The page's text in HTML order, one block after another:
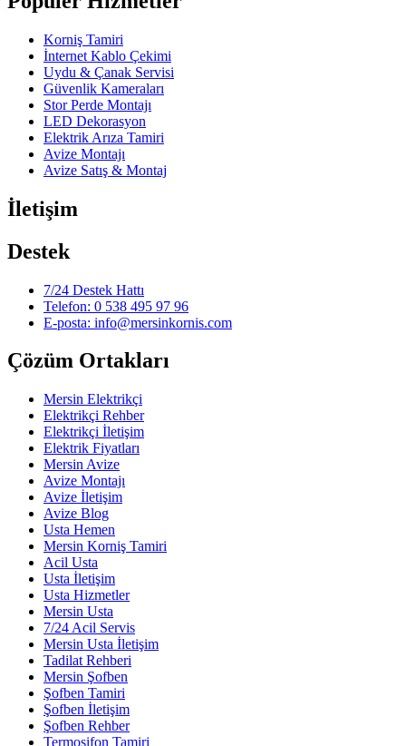
Korniş Tamiri
İnternet Kablo Çekimi
Uydu & Çanak Servisi
Güvenlik Kameraları
Stor Perde Montajı
LED Dekorasyon
Elektrik Arıza Tamiri
Avize Montajı
Avize Satış & Montaj
İletişim
Destek
7/24 Destek Hattı
Telefon: 0 538 495 97 96
E-posta: info@mersinkornis.com
Çözüm Ortakları
Mersin Elektrikçi
Elektrikçi Rehber
Elektrikçi İletişim
Elektrik Fiyatları
Mersin Avize
Avize Montajı
Avize İletişim
Avize Blog
Usta Hemen
Mersin Korniş Tamiri
Acil Usta
Usta İletişim
Usta Hizmetler
Mersin Usta
7/24 Acil Servis
Mersin Usta İletişim
Tadilat Rehberi
Mersin Şofben
Şofben Tamiri
Şofben İletişim
Şofben Rehber
Termosifon Tamiri